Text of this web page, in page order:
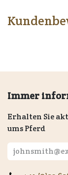
Immer
Erhalten Sie
ums Pferd